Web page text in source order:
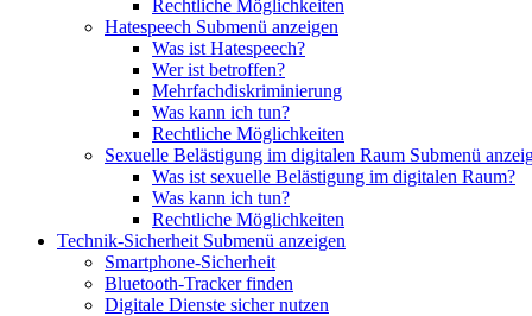
Rechtliche Möglichkeiten
Hatespeech Submenü anzeigen
Was ist Hatespeech?
Wer ist betroffen?
Mehrfachdiskriminierung
Was kann ich tun?
Rechtliche Möglichkeiten
Sexuelle Belästigung im digitalen Raum Submenü
Was ist sexuelle Belästigung im digitalen Raum?
Was kann ich tun?
Rechtliche Möglichkeiten
Technik-Sicherheit Submenü anzeigen
Smartphone-Sicherheit
Bluetooth-Tracker finden
Digitale Dienste sicher nutzen